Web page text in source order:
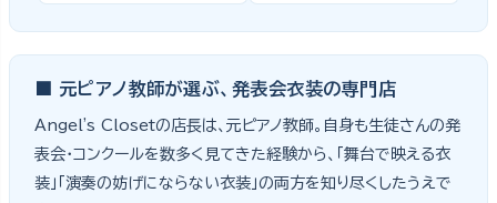
■ 元ピアノ教師が選ぶ、発表会衣装の専門店
Angel's Closetの店長は、元ピアノ教師。自身も生徒さんの発
表会・コンクールを数多く見てきた経験から、「舞台で映える衣
装」「演奏の妨げにならない衣装」の両方を知り尽くしたうえで